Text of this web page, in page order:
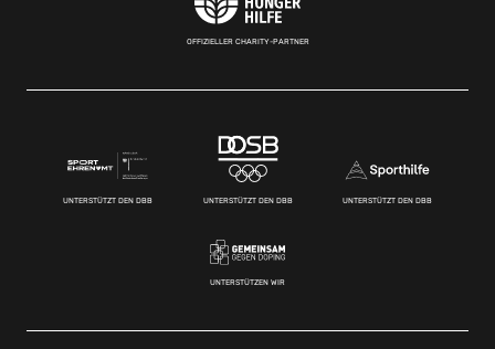
OFFIZIELLER CHARITY-PARTNER
UNTERSTÜTZT DEN DBB UNTERSTÜTZT DEN DBB UNTERSTÜTZT DEN DBB
UNTERSTÜTZEN WIR